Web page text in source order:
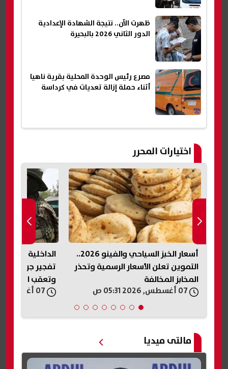
ظهرت الآن.. نتيجة الشهادة الإعدادية
الدور الثاني 2026 بالبحيرة
مصرع رئيس الوحدة المحلية بقرية ناهيا
أثناء حملة إزالة تعديات في كرداسة
اختيارات المحرر
أسعار الخبز السياحي والفينو 2026..
التموين تعلن الأسعار الرسمية وتحذر
المخابز المخالفة
الداخلية
تفجير جرمانا..
وتعقب
مالتى ميديا